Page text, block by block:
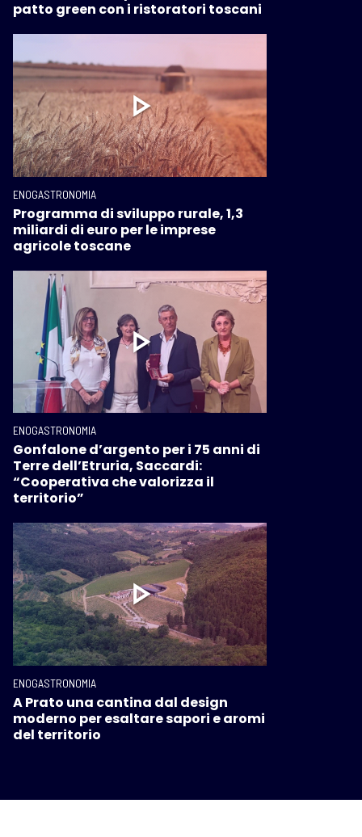
patto green con i ristoratori toscani
ENOGASTRONOMIA
Programma di sviluppo rurale, 1,3
miliardi di euro per le imprese
agricole toscane
ENOGASTRONOMIA
Gonfalone d’argento per i 75 anni di
Terre dell’Etruria, Saccardi:
“Cooperativa che valorizza il
territorio”
ENOGASTRONOMIA
A Prato una cantina dal design
moderno per esaltare sapori e aromi
del territorio